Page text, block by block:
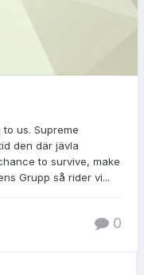
us. Supreme
den där jävla
to survive, make
Grupp så rider vi...
0